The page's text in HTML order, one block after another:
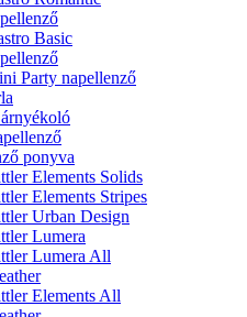
Basic
Party napellenző
ponyva
Elements Solids
Elements Stripes
Urban Design
Lumera
Lumera All
Elements All